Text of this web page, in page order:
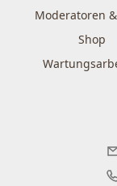
Moderatoren
Shop